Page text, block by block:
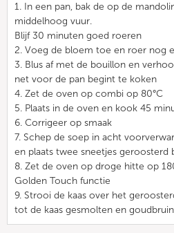
1. In een pan, bak de op de
middelhoog vuur.
Blijf 30 minuten goed roeren
2. Voeg de bloem toe en roer nog
3. Blus af met de bouillon en
net voor de pan begint te koken
4. Zet de oven op combi op 80°C
5. Plaats in de oven en kook 45
6. Corrigeer op smaak
7. Schep de soep in acht
en plaats twee sneetjes geroosterd
8. Zet de oven op droge hitte op
Golden Touch functie
9. Strooi de kaas over het
tot de kaas gesmolten en